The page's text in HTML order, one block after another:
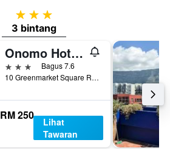
3 bintang
3 bintang
Onomo Hotel Inn On The Square
3 bintangBagus 7.6
10 Greenmarket Square Road, Cape Town, Western Cape, Afrika Selatan
RM 250
Lihat
Tawaran